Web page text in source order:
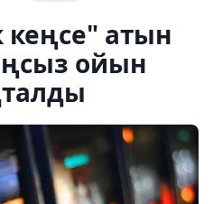
кеңсе" атын
ойын